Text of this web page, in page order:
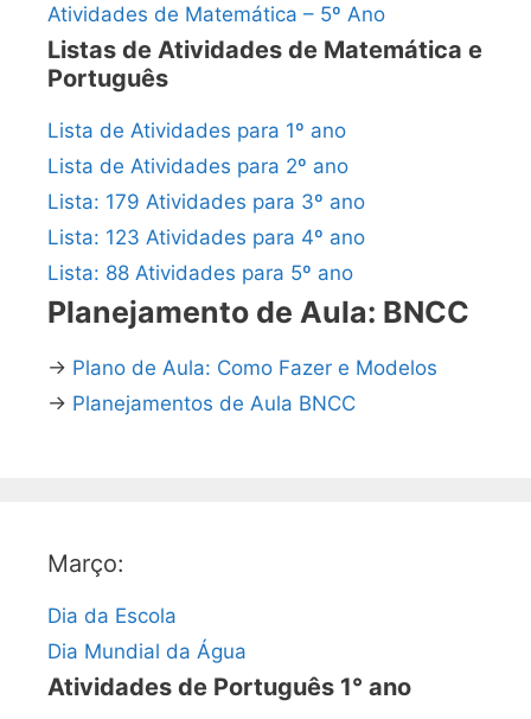
Atividades de Matemática – 5º Ano
Listas de Atividades de Matemática e
Português
Lista de Atividades para 1º ano
Lista de Atividades para 2º ano
Lista: 179 Atividades para 3º ano
Lista: 123 Atividades para 4º ano
Lista: 88 Atividades para 5º ano
Planejamento de Aula: BNCC
→ Plano de Aula: Como Fazer e Modelos
→ Planejamentos de Aula BNCC
Março:
Dia da Escola
Dia Mundial da Água
Atividades de Português 1° ano